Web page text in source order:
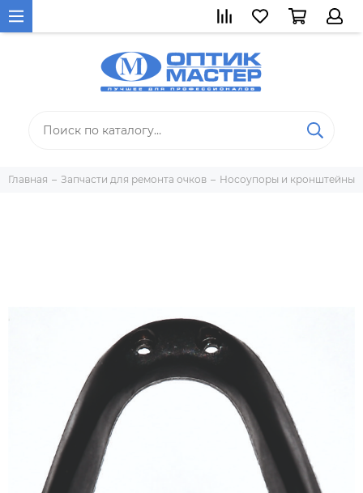
Главная Запчасти для ремонта очков Носоупоры и кронштейны